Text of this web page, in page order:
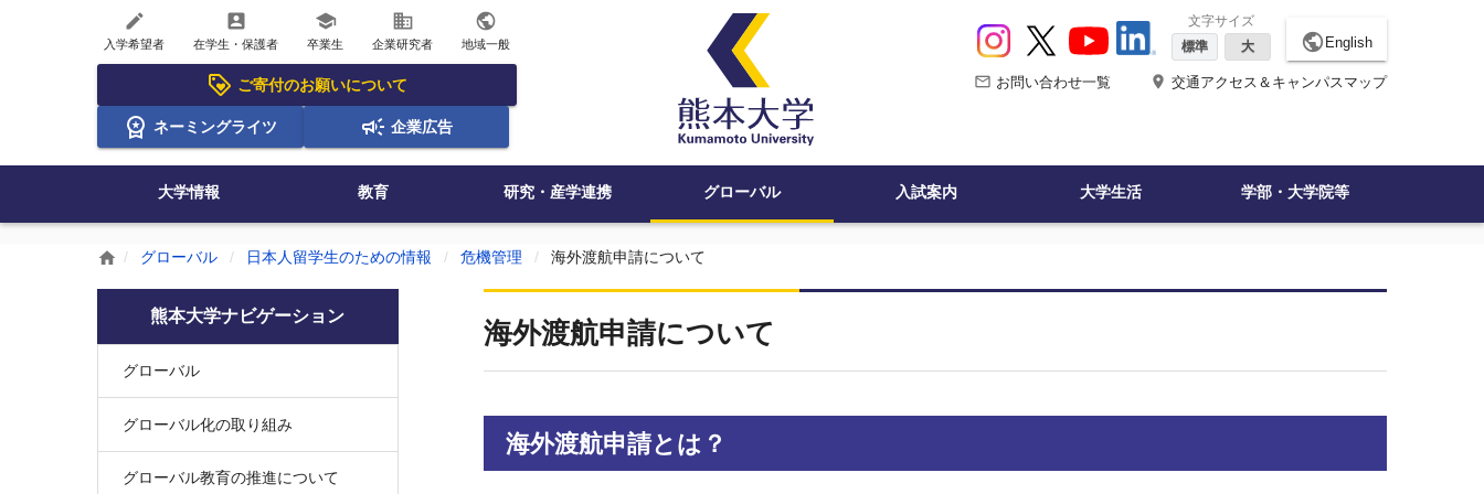
create
入学希望者
account_box
在学生・保護者
school
卒業生
business
企業研究者
public
地域一般
ご寄付のお願いについて
ネーミングライツ 企業広告
文字サイズ
標準
大 public English
mail_outline お問い合わせ一覧 place 交通アクセス＆キャンパスマップ
大学情報 教育 研究・産学連携 グローバル 入試案内 大学生活 学部・大学院等
home グローバル 日本人留学生のための情報 危機管理 海外渡航申請について
海外渡航申請について
海外渡航申請とは？
熊本大学ナビゲーション
グローバル
グローバル化の取り組み
グローバル教育の推進について